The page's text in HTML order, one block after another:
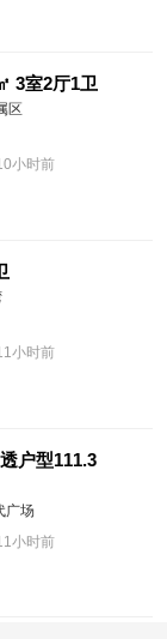
3室2厅1卫
区
小时前
小时前
户型111.3
广场
小时前